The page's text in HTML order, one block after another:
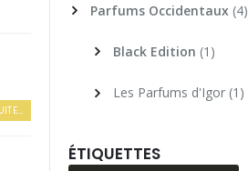
Parfums Occidentaux (4)
Black Edition (1)
Les Parfums d'Igor (1)
ÉTIQUETTES